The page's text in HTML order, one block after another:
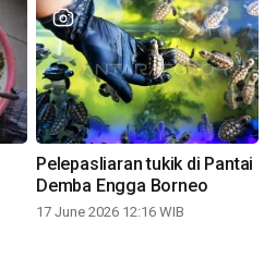
Pelepasliaran tukik di Pantai
Demba Engga Borneo
17 June 2026 12:16 WIB